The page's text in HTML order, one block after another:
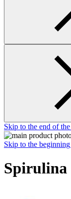
Skip to the end of
Skip to the
Spirulina